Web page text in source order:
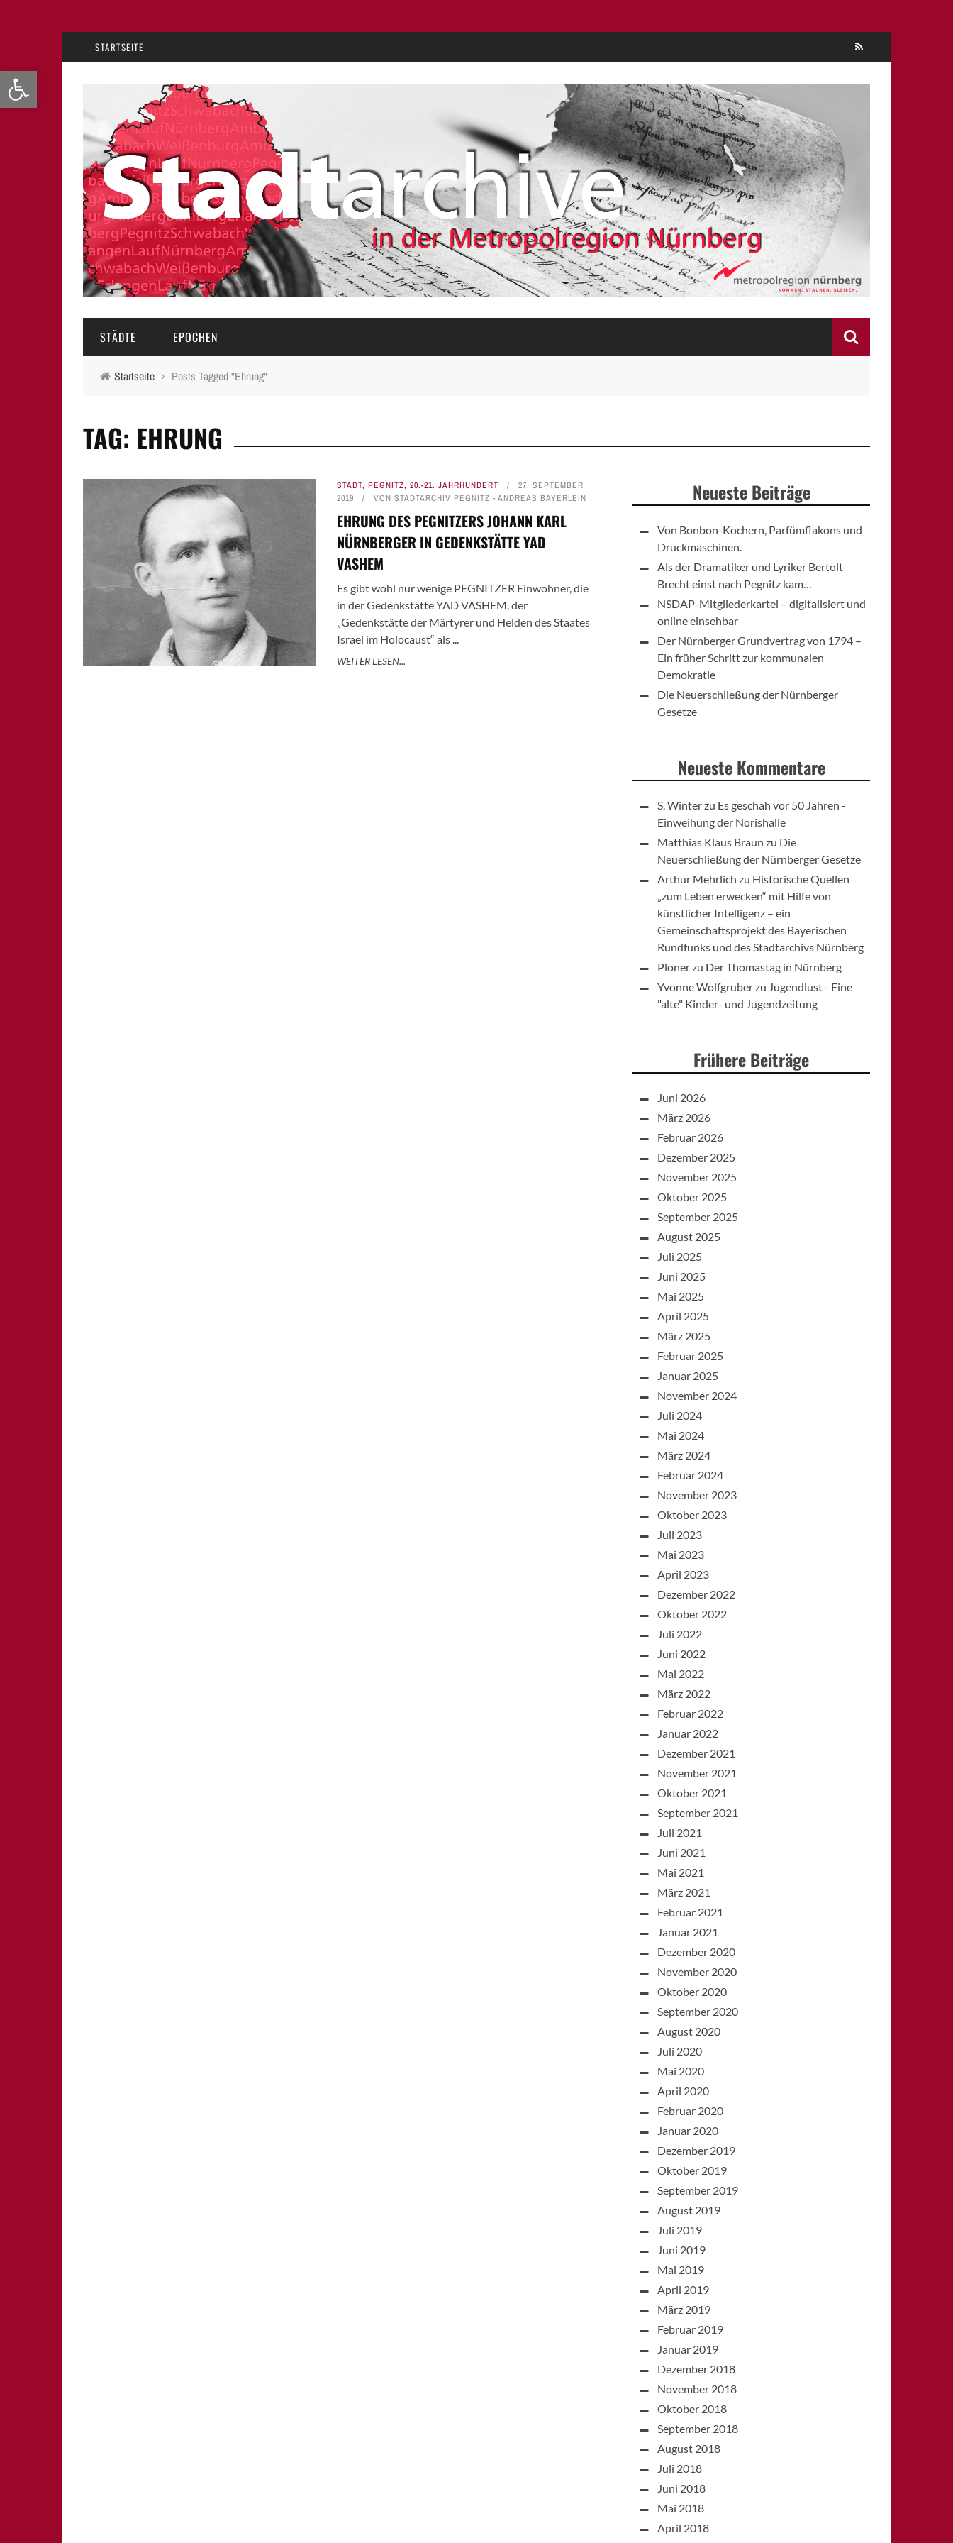
Werkzeugleiste öffnen
STARTSEITE
STÄDTE
BAMBERG
LAUF A.D. PEGNITZ
NEUMARKT I.D.OPF.
NÜRNBERG
WEISSENBURG
EPOCHEN
16.-18. JAHRHUNDERT
20.-21. JAHRHUNDERT
Startseite › Posts Tagged "Ehrung"
TAG: EHRUNG
STADT, PEGNITZ, 20.-21. JAHRHUNDERT
27. SEPTEMBER
2019
VON STADTARCHIV PEGNITZ - ANDREAS BAYERLEIN
EHRUNG DES PEGNITZERS JOHANN KARL
NÜRNBERGER IN GEDENKSTÄTTE YAD
VASHEM
Es gibt wohl nur wenige PEGNITZER Einwohner, die
in der Gedenkstätte YAD VASHEM, der
„Gedenkstätte der Märtyrer und Helden des Staates
Israel im Holocaust“ als ...
WEITER LESEN...
Neueste Beiträge
Von Bonbon-Kochern, Parfümflakons und
Druckmaschinen.
Als der Dramatiker und Lyriker Bertolt
Brecht einst nach Pegnitz kam…
NSDAP-Mitgliederkartei – digitalisiert und
online einsehbar
Der Nürnberger Grundvertrag von 1794 –
Ein früher Schritt zur kommunalen
Demokratie
Die Neuerschließung der Nürnberger
Gesetze
Neueste Kommentare
S. Winterzu Es geschah vor 50 Jahren -
Einweihung der Norishalle
Matthias Klaus Braun zu Die
Neuerschließung der Nürnberger Gesetze
Arthur Mehrlich zu Historische Quellen
„zum Leben erwecken“ mit Hilfe von
künstlicher Intelligenz – ein
Gemeinschaftsprojekt des Bayerischen
Rundfunks und des Stadtarchivs Nürnberg
Plonerzu Der Thomastag in Nürnberg
Yvonne Wolfgruberzu Jugendlust - Eine
"alte" Kinder- und Jugendzeitung
Frühere Beiträge
Juni 2026
März 2026
Februar 2026
Dezember 2025
November 2025
Oktober 2025
September 2025
August 2025
Juli 2025
Juni 2025
Mai 2025
April 2025
März 2025
Februar 2025
Januar 2025
November 2024
Juli 2024
Mai 2024
März 2024
Februar 2024
November 2023
Oktober 2023
Juli 2023
Mai 2023
April 2023
Dezember 2022
Oktober 2022
Juli 2022
Juni 2022
Mai 2022
März 2022
Februar 2022
Januar 2022
Dezember 2021
November 2021
Oktober 2021
September 2021
Juli 2021
Juni 2021
Mai 2021
März 2021
Februar 2021
Januar 2021
Dezember 2020
November 2020
Oktober 2020
September 2020
August 2020
Juli 2020
Mai 2020
April 2020
Februar 2020
Januar 2020
Dezember 2019
Oktober 2019
September 2019
August 2019
Juli 2019
Juni 2019
Mai 2019
April 2019
März 2019
Februar 2019
Januar 2019
Dezember 2018
November 2018
Oktober 2018
September 2018
August 2018
Juli 2018
Juni 2018
Mai 2018
April 2018